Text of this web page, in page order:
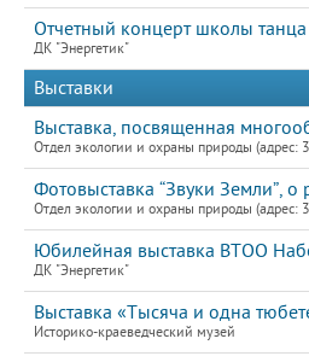
Отчетный концерт школы танца
ДК "Энергетик"
Выставки
Выставка, посвященная
Отдел экологии и охраны природы (адрес:
Фотовыставка “Звуки Земли”,
Отдел экологии и охраны природы (адрес:
Юбилейная выставка ВТОО
ДК "Энергетик"
Выставка «Тысяча и одна
Историко-краеведческий музей